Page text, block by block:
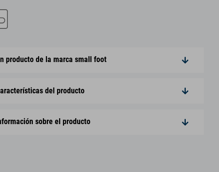
producto de la marca small foot
del producto
sobre el producto